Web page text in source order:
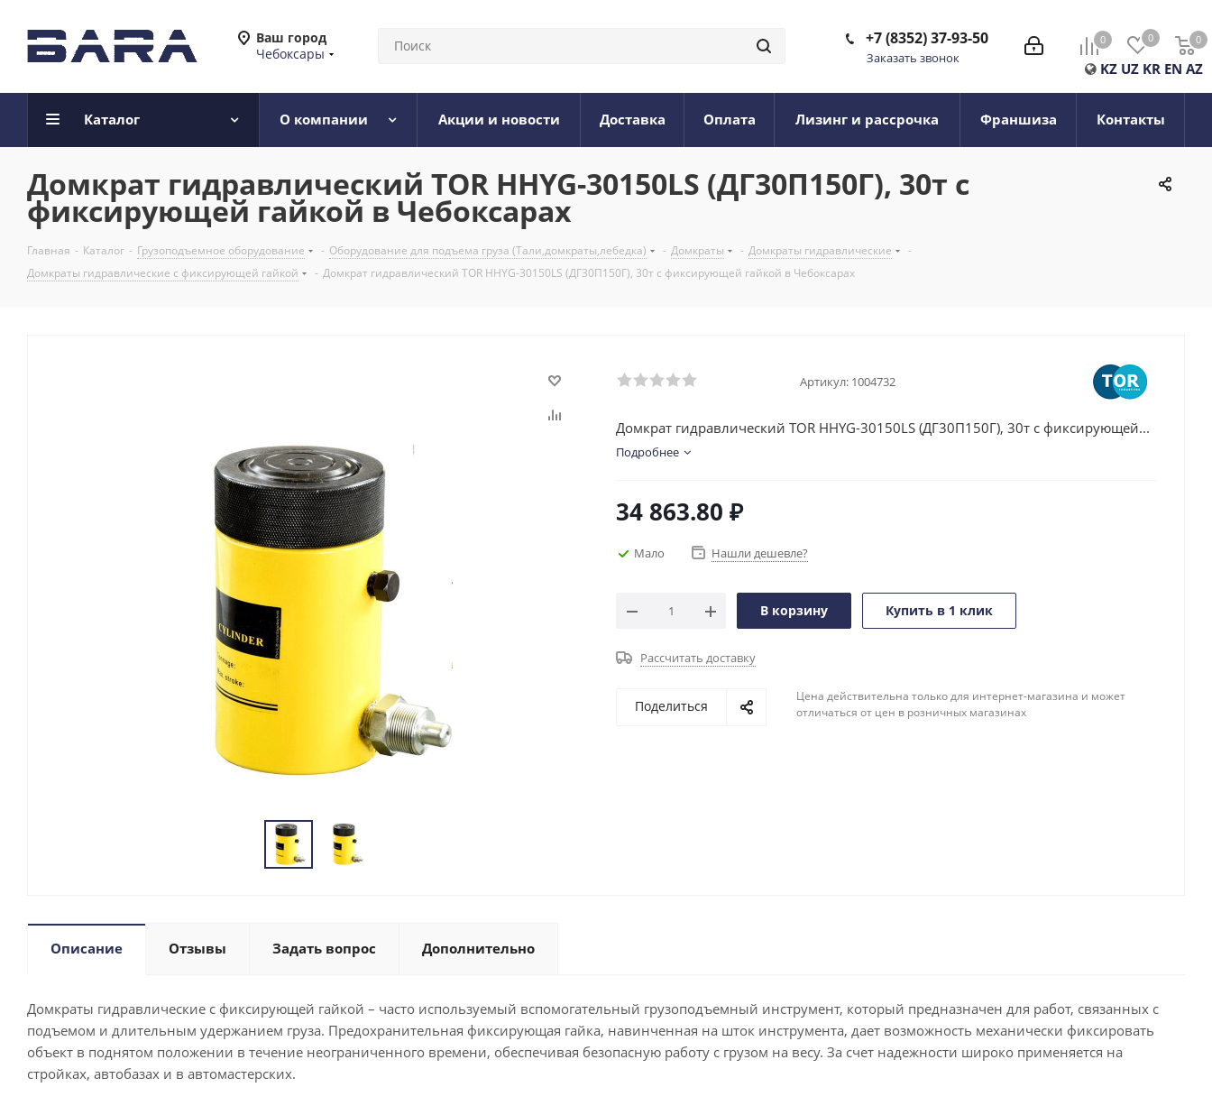
Ваш город
Чебоксары
0 0 0
0
KZ UZ KR EN AZ
+7 (8352) 37-93-50
Заказать звонок
Каталог О компании Акции и новости Доставка Оплата Лизинг и рассрочка Франшиза Контакты
Домкрат гидравлический TOR HHYG-30150LS (ДГ30П150Г), 30т с
фиксирующей гайкой в Чебоксарах
Главная - Каталог - Грузоподъемное оборудование - Оборудование для подъема груза (Тали,домкраты,лебедка) - Домкраты - Домкраты гидравлические
-
Домкраты гидравлические с фиксирующей гайкой
- Домкрат гидравлический TOR HHYG-30150LS (ДГ30П150Г), 30т с фиксирующей гайкой в Чебоксарах
Артикул: 1004732
Домкрат гидравлический TOR HHYG-30150LS (ДГ30П150Г), 30т с фиксирующей...
Подробнее
34 863.80 ₽
Мало Нашли дешевле?
В корзину Купить в 1 клик
Рассчитать доставку
Поделиться
Цена действительна только для интернет-магазина и может
отличаться от цен в розничных магазинах
Описание Отзывы Задать вопрос Дополнительно
Домкраты гидравлические с фиксирующей гайкой – часто используемый вспомогательный грузоподъемный инструмент, который предназначен для работ, связанных с
подъемом и длительным удержанием груза. Предохранительная фиксирующая гайка, навинченная на шток инструмента, дает возможность механически фиксировать
объект в поднятом положении в течение неограниченного времени, обеспечивая безопасную работу с грузом на весу. За счет надежности широко применяется на
стройках, автобазах и в автомастерских.